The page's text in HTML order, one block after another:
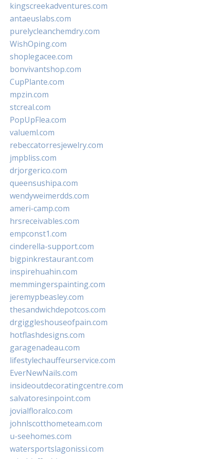
kingscreekadventures.com
antaeuslabs.com
purelycleanchemdry.com
WishOping.com
shoplegacee.com
bonvivantshop.com
CupPlante.com
mpzin.com
stcreal.com
PopUpFlea.com
valueml.com
rebeccatorresjewelry.com
jmpbliss.com
drjorgerico.com
queensushipa.com
wendyweimerdds.com
ameri-camp.com
hrsreceivables.com
empconst1.com
cinderella-support.com
bigpinkrestaurant.com
inspirehuahin.com
memmingerspainting.com
jeremypbeasley.com
thesandwichdepotcos.com
drgiggleshouseofpain.com
hotflashdesigns.com
garagenadeau.com
lifestylechauffeurservice.com
EverNewNails.com
insideoutdecoratingcentre.com
salvatoresinpoint.com
jovialfloralco.com
johnlscotthometeam.com
u-seehomes.com
watersportslagonissi.com